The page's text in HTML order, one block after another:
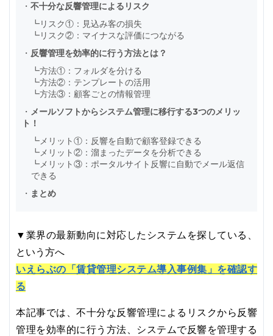
・ 不十分な反響管理によるリスク
┗リスク①：見込み客の損失
┗リスク②：マイナスな評価につながる
・ 反響管理を効率的に行う方法とは？
┗方法①：フォルダを分ける
┗方法②：テンプレートの活用
┗方法③：顧客ごとの情報管理
・ メールソフトからシステム管理に移行する3つのメリッ
ト！
┗メリット①：反響を自動で顧客登録できる
┗メリット②：溜まったデータを分析できる
┗メリット③：ポータルサイト反響に自動でメール返信
できる
・ まとめ
▼業界の最新動向に対応したシステムを探している、
という方へ
いえらぶの「賃貸管理システム導入事例集」を確認す
る
本記事では、不十分な反響管理によるリスクから反響
管理を効率的に行う方法、システムで反響を管理する